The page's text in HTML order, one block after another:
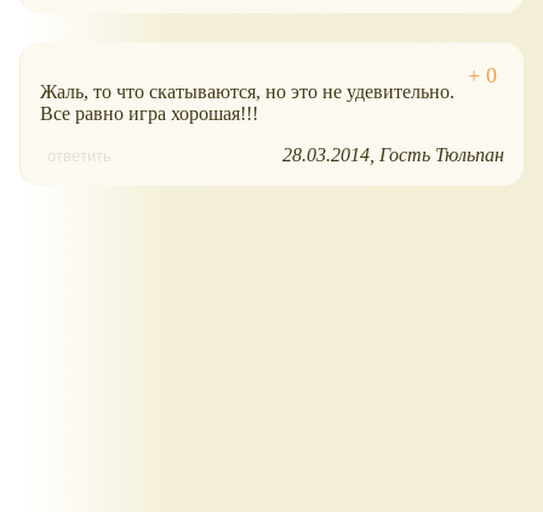
Жаль, то что скатываются, но это не удевительно.
Все равно игра хорошая!!!
ответить 28.03.2014 Гость Тюльпан